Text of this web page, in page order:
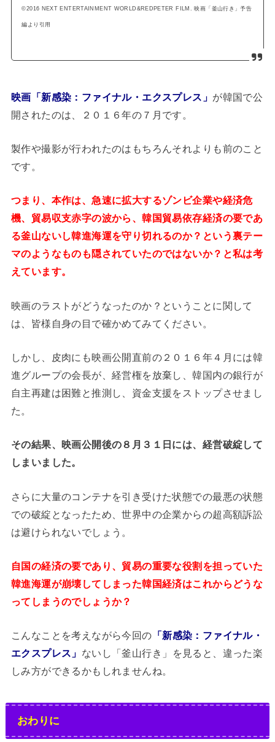
©2016 NEXT ENTERTAINMENT WORLD&REDPETER FILM. 映画「釜山行き」予告
編より引用
映画「新感染：ファイナル・エクスプレス」 が韓国で公
開されたのは、２０１６年の７月です。
製作や撮影が行われたのはもちろんそれよりも前のこと
です。
つまり、本作は、急速に拡大するゾンビ企業や経済危
機、貿易収支赤字の波から、韓国貿易依存経済の要であ
る釜山ないし韓進海運を守り切れるのか？という裏テー
マのようなものも隠されていたのではないか？と私は考
えています。
映画のラストがどうなったのか？ということに関して
は、皆様自身の目で確かめてみてください。
しかし、皮肉にも映画公開直前の２０１６年４月には韓
進グループの会長が、経営権を放棄し、韓国内の銀行が
自主再建は困難と推測し、資金支援をストップさせまし
た。
その結果、映画公開後の８月３１日には、経営破綻して
しまいました。
さらに大量のコンテナを引き受けた状態での最悪の状態
での破綻となったため、世界中の企業からの超高額訴訟
は避けられないでしょう。
自国の経済の要であり、貿易の重要な役割を担っていた
韓進海運が崩壊してしまった韓国経済はこれからどうな
ってしまうのでしょうか？
こんなことを考えながら今回の 「新感染：ファイナル・
エクスプレス」 ないし「釜山行き」を見ると、違った楽
しみ方ができるかもしれませんね。
おわりに